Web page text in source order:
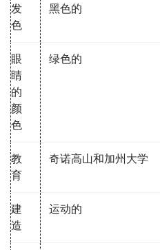
发
色
黑色的
眼
睛
的
颜
色
绿色的
教
育
奇诺高山和加州大学
建
造
运动的